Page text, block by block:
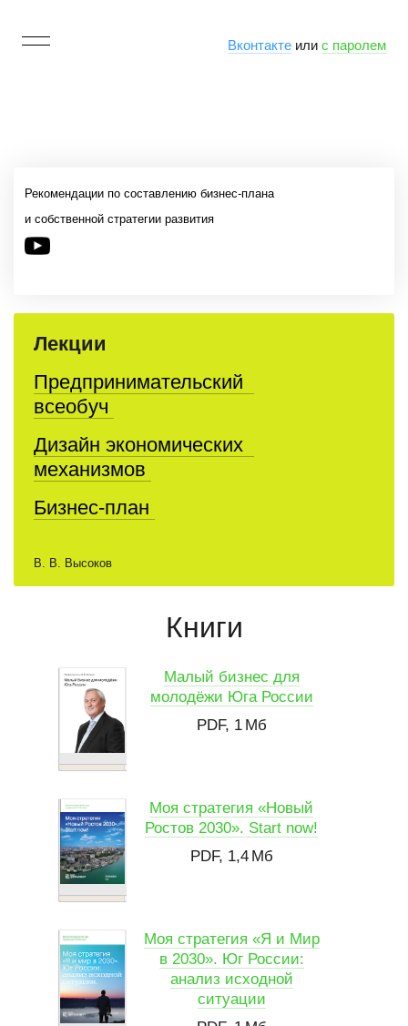
Вконтактеили с паролем
Рекомендации по составлению бизнес-плана
и собственной стратегии развития
Лекции
Предпринимательский
всеобуч
Дизайн экономических
механизмов
Бизнес-план
В. В. Высоков
Книги
Малый бизнес для
молодёжи Юга России
PDF, 1 Мб
Моя стратегия «Новый
Ростов 2030». Start now!
PDF, 1,4 Мб
Моя стратегия «Я и Мир
в 2030». Юг России:
анализ исходной
ситуации